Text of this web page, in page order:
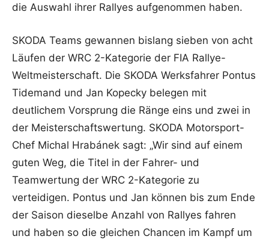
die Auswahl ihrer Rallyes aufgenommen haben.
SKODA Teams gewannen bislang sieben von acht
Läufen der WRC 2-Kategorie der FIA Rallye-
Weltmeisterschaft. Die SKODA Werksfahrer Pontus
Tidemand und Jan Kopecky belegen mit
deutlichem Vorsprung die Ränge eins und zwei in
der Meisterschaftswertung. SKODA Motorsport-
Chef Michal Hrabánek sagt: „Wir sind auf einem
guten Weg, die Titel in der Fahrer- und
Teamwertung der WRC 2-Kategorie zu
verteidigen. Pontus und Jan können bis zum Ende
der Saison dieselbe Anzahl von Rallyes fahren
und haben so die gleichen Chancen im Kampf um